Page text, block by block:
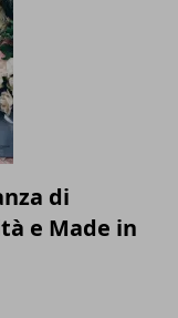
di
e Made in